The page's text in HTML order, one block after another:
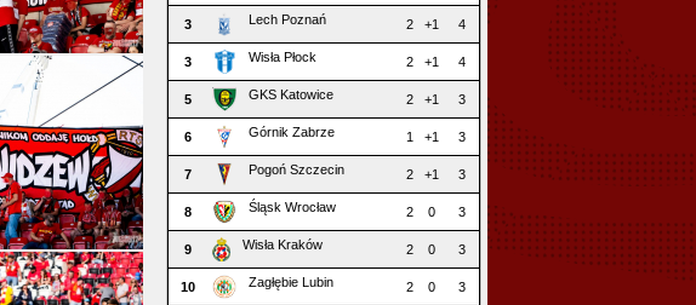
3 Lech Poznań 2 +1 4
3 Wisła Płock 2 +1 4
5 GKS Katowice 2 +1 3
6 Górnik Zabrze 1 +1 3
7 Pogoń Szczecin 2 +1 3
8 Śląsk Wrocław 2 0 3
9 Wisła Kraków 2 0 3
10 Zagłębie Lubin 2 0 3